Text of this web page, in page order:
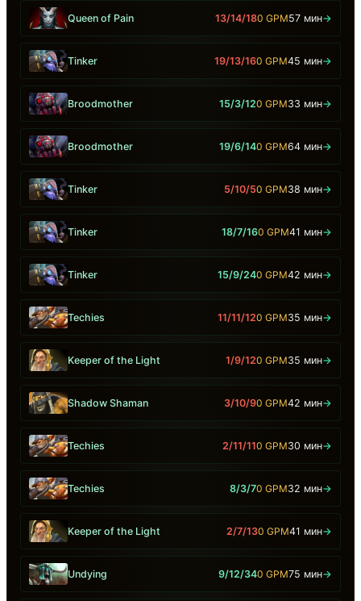
Queen of Pain 13/14/180 GPM57 мин→
Tinker 19/13/160 GPM45 мин→
Broodmother 15/3/120 GPM33 мин→
Broodmother 19/6/140 GPM64 мин→
Tinker 5/10/50 GPM38 мин→
Tinker 18/7/160 GPM41 мин→
Tinker 15/9/240 GPM42 мин→
Techies 11/11/120 GPM35 мин→
Keeper of the Light 1/9/120 GPM35 мин→
Shadow Shaman 3/10/90 GPM42 мин→
Techies 2/11/110 GPM30 мин→
Techies 8/3/70 GPM32 мин→
Keeper of the Light 2/7/130 GPM41 мин→
Undying 9/12/340 GPM75 мин→